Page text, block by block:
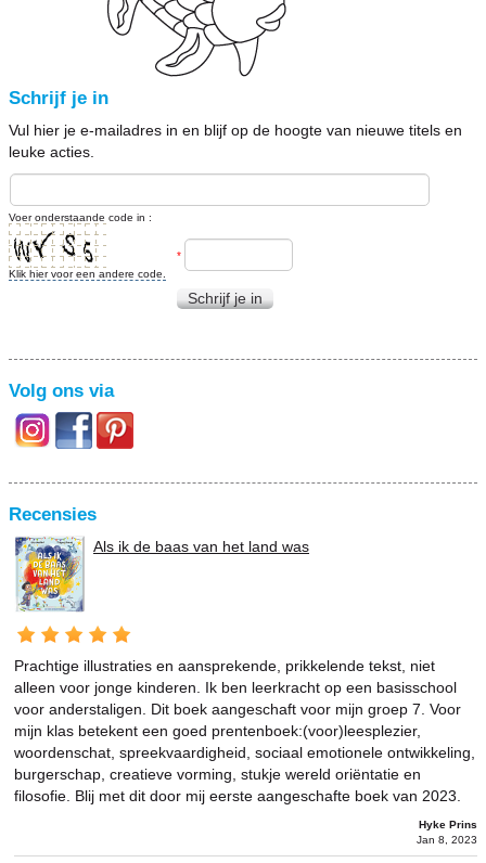
Schrijf je in
Vul hier je e-mailadres in en blijf op de hoogte van nieuwe titels en
leuke acties.
Voer onderstaande code in :
Klik hier voor een andere code.
*
Schrijf je in
Volg ons via
Recensies
Als ik de baas van het land was
Prachtige illustraties en aansprekende, prikkelende tekst, niet
alleen voor jonge kinderen. Ik ben leerkracht op een basisschool
voor anderstaligen. Dit boek aangeschaft voor mijn groep 7. Voor
mijn klas betekent een goed prentenboek:(voor)leesplezier,
woordenschat, spreekvaardigheid, sociaal emotionele ontwikkeling,
burgerschap, creatieve vorming, stukje wereld oriëntatie en
filosofie. Blij met dit door mij eerste aangeschafte boek van 2023.
Hyke Prins
Jan 8, 2023